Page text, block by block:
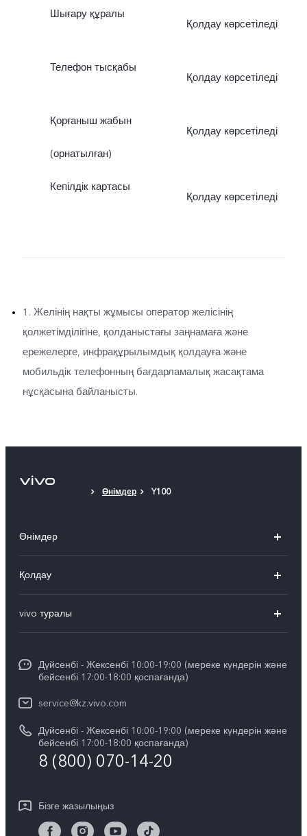
Шығару құралы
Қолдау көрсетіледі
Телефон тысқабы
Қолдау көрсетіледі
Қорғаныш жабын
(орнатылған)
Қолдау көрсетіледі
Кепілдік картасы
Қолдау көрсетіледі
1. Желінің нақты жұмысы оператор желісінің
қолжетімділігіне, қолданыстағы заңнамаға және
ережелерге, инфрақұрылымдық қолдауға және
мобильдік телефонның бағдарламалық жасақтама
нұсқасына байланысты.
Өнімдер Y100
Өнімдер
X200
V60 Lite 5G
Барлық үлгілер
Қолдау
Funtouch OS
Жүйені жаңарту
vivo кепілдік туралы нұсқаулық
vivo туралы
Баспасөз орталығы
vivo компаниясында жұмыс жасау
Құқықтық хабарламалар
Біз туралы
Тұрақтылық
Дүйсенбі - Жексенбі 10:00-19:00 (мереке күндерін және
бейсенбі 17:00-18:00 қоспағанда)
service@kz.vivo.com
Дүйсенбі - Жексенбі 10:00-19:00 (мереке күндерін және
бейсенбі 17:00-18:00 қоспағанда)
8 (800) 070-14-20
Бізге жазылыңыз